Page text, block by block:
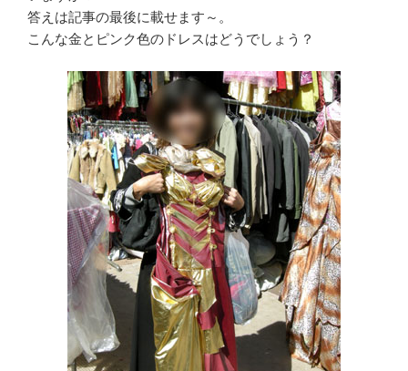
答えは記事の最後に載せます～。
こんな金とピンク色のドレスはどうでしょう？